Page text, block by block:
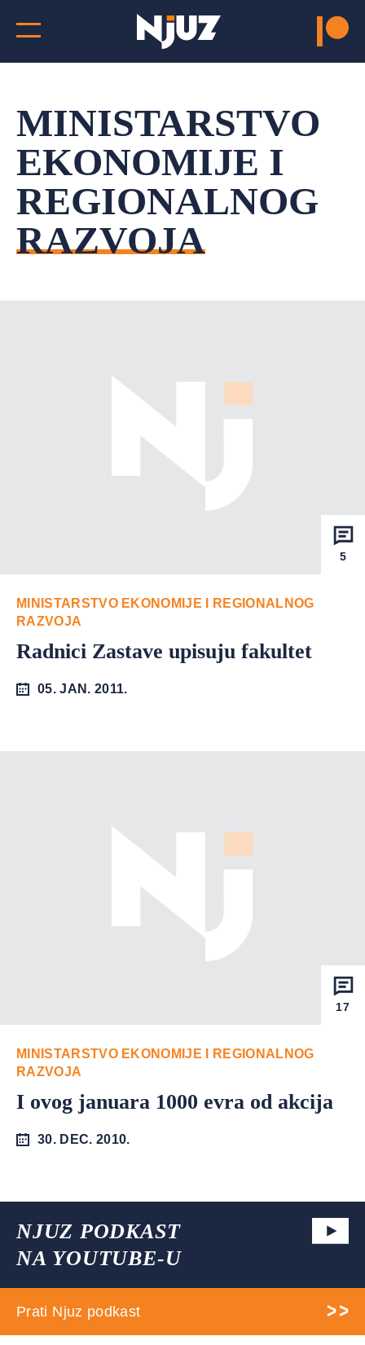
MINISTARSTVO
EKONOMIJE I
REGIONALNOG
RAZVOJA
5
MINISTARSTVO EKONOMIJE I REGIONALNOG
RAZVOJA
Radnici Zastave upisuju fakultet
05. JAN. 2011.
17
MINISTARSTVO EKONOMIJE I REGIONALNOG
RAZVOJA
I ovog januara 1000 evra od akcija
30. DEC. 2010.
NJUZ PODKAST
NA YOUTUBE-U
Prati Njuz podkast